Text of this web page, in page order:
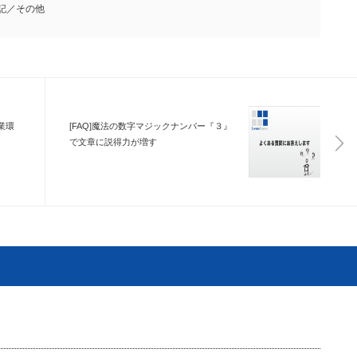
／その他
環
[FAQ]魔法の数字マジックナンバー『３』
で文章に説得力が増す